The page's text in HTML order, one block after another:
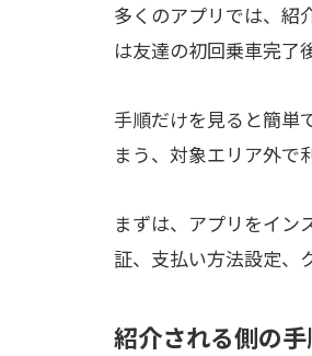
多くのアプリでは、紹
は友達の初回乗車完了
手順だけを見ると簡単
まう、対象エリア外で
まずは、アプリをイン
証、支払い方法設定、
紹介される側の